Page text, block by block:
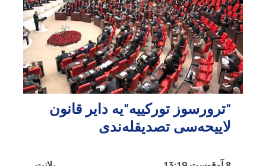
"ترورسوز تورکییه"یه دایر قانون
لاییحه‌سی تصدیقله‌ندی